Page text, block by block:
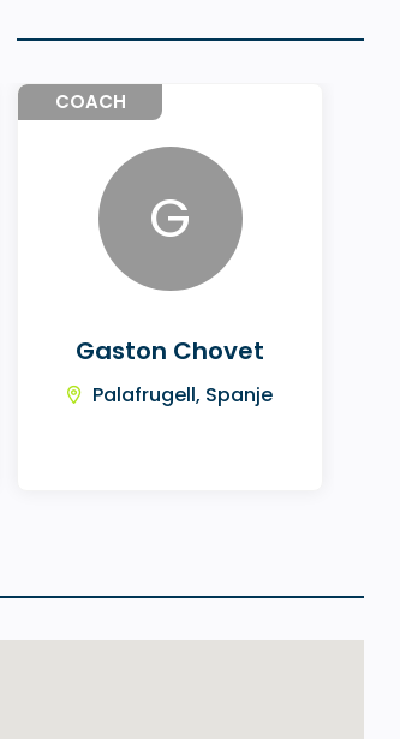
COACH
G
Gaston Chovet
Palafrugell, Spanje